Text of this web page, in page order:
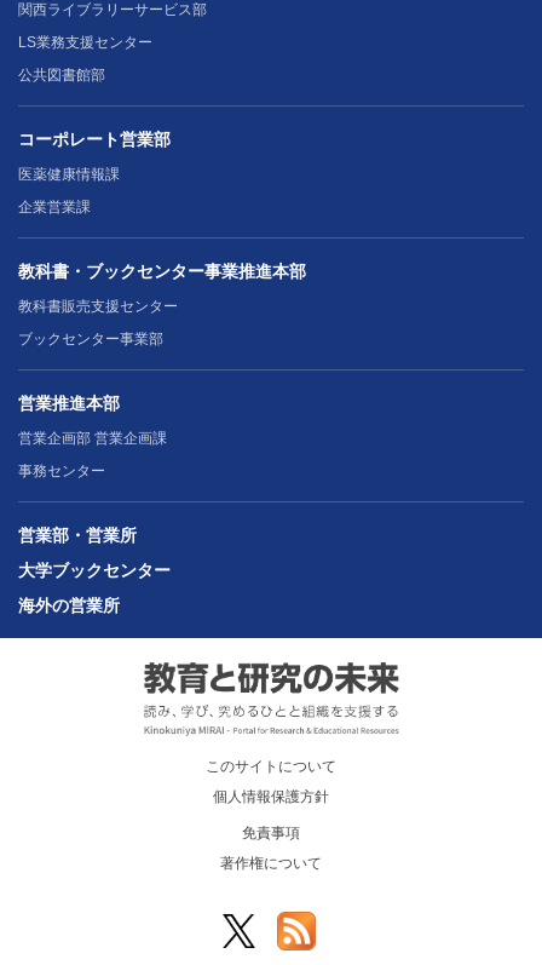
関西ライブラリーサービス部
LS業務支援センター
公共図書館部
コーポレート営業部
医薬健康情報課
企業営業課
教科書・ブックセンター事業推進本部
教科書販売支援センター
ブックセンター事業部
営業推進本部
営業企画部 営業企画課
事務センター
営業部・営業所
大学ブックセンター
海外の営業所
このサイトについて
個人情報保護方針
免責事項
著作権について